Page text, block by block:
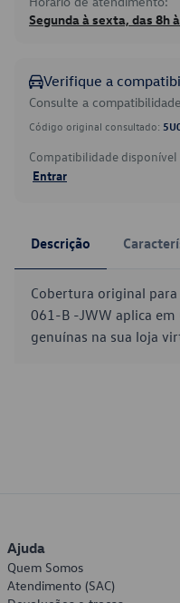
Segunda à sexta, das 8h
Verifique a
Consulte a
Código original consultado:
Compatibilidade
Entrar
Descrição
Cobertura original
061-B -JWW aplica em
genuínas na sua loja
Ajuda
Quem Somos
Atendimento (SAC)